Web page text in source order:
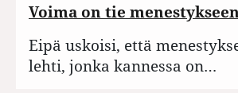
Voima on tie menestykseen
Eipä uskoisi, että
lehti, jonka kannessa on…